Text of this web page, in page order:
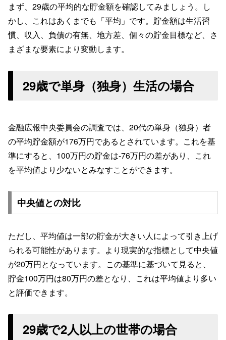
まず、29歳の平均的な貯金額を確認してみましょう。し
かし、これはあくまでも「平均」です。貯金額は生活習
慣、収入、負債の有無、地方差、個々の貯金目標など、さ
まざまな要素により変動します。
29歳で単身（独身）生活の場合
金融広報中央委員会の調査では、20代の単身（独身）者
の平均貯金額が176万円であるとされています。これを基
準にすると、100万円の貯金は-76万円の差があり、これ
を平均値より少ないとみなすことができます。
中央値との対比
ただし、平均値は一部の貯金が大きい人によって引き上げ
られる可能性があります。より現実的な指標として中央値
が20万円となっています。この基準に基づいて見ると、
貯金100万円は80万円の差となり、これは平均値より多い
と評価できます。
29歳で2人以上の世帯の場合